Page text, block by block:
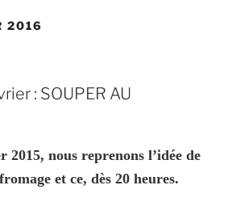
2016
: SOUPER AU
2015, nous reprenons l’idée de
et ce, dès 20 heures.